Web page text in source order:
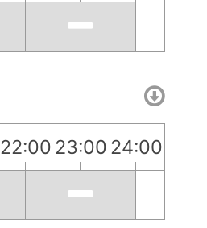
22:00 23:00 24:00